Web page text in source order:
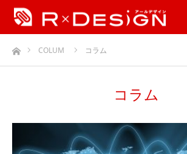
ホームCOLUM コラム
コラム